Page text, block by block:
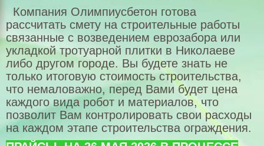
Оформление заказа
Установка еврозаборов
Укладка тротуарной плитки
Технология
Щебень в Николаеве
Песок карьерный
Бутовый камень из карьера
Компания Олимпиусбетон готова
рассчитать смету на строительные работы
связанные с возведением еврозабора или
укладкой тротуарной плитки в Николаеве
либо другом городе. Вы будете знать не
только итоговую стоимость строительства,
что немаловажно, перед Вами будет цена
каждого вида робот и материалов, что
позволит Вам контролировать свои расходы
на каждом этапе строительства ограждения.